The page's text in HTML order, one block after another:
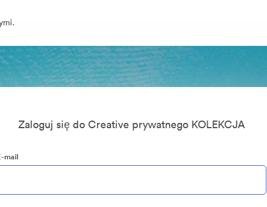
Zaloguj się do Creative prywatnego KOLEKCJA
mail